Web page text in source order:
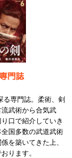
門誌
る専門誌。柔術、剣
武術から合気武
口で紹介していき
国多数の武道武術
を築いてきた上、
ります。